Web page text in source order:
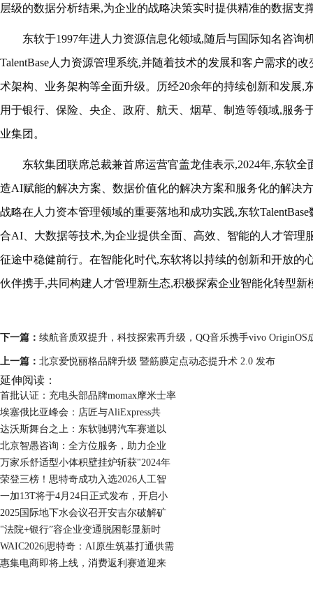
层级的数据分析结果,为企业的战略决策实时提供精准的数据支
东软于1997年进人力资源信息化领域,随后与国际知名咨询
TalentBase人力资源管理系统,并随着技术的发展和客户需求的
术架构、业务架构等全面升级。历经20余年的持续创新和发展,
用于银行、保险、央企、政府、航天、烟草、制造等领域,服务
业集团。
东软集团联席总裁兼首席运营官盖龙佳表示,2024年,东软
造AI赋能的解决方案、数据价值化的解决方案和服务化的解决
战略在 人力资本管理领域的重要落地和成功实践,东软
合AI、大数据等技术,为企业提供全面、高效、智能的人才管理
征途中稳健前行。 在智能化时代,东软将以持续的创新和开放的
伙伴携手,共同构建人才管理新生态,积极探索企业智能化转型新
下一篇： 续航音质双提升，科技探索再升级，QQ音乐携手vivo OriginOS
上一篇： 北京爱悦丽格品牌升级 暨筋膜定点动态提升术 2.0 发布
延伸阅读：
首批认证：充电头部品牌momax摩米士率
埃塞俄比亚峰会：店匠与AliExpress共
达沃斯舞台之上：东软驰骋汽车赛道以
北京智愚咨询：全方位服务，助力企业
万家乐舒适型小体积壁挂炉斩获"2024年
荣登三榜！思特奇成功入选2026人工智
一加13T将于4月24日正式发布，开启小
2025国际地下水会议召开安吉尔破解矿
"法院+银行”容企业变通脱困彰显新时
WAIC2026|思特奇：AI原生筑基打通供需
惠集电商即将上线，消费返利赛道迎来